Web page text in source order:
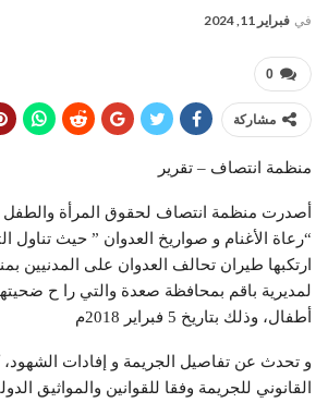
في فبراير 11, 2024
0
مشاركة
منظمة انتصاف – تقرير
أصدرت منظمة انتصاف لحقوق المرأة والطفل
“رعاة الأغنام و صواريخ العدوان ” حيث تناول
ارتكبها طيران تحالف العدوان على المدنيين
لمديرية باقم بمحافظة صعدة والتي را ح
أطفال، وذلك بتاريخ 5 فبراير 2018م
و تحدث عن تفاصيل الجريمة و إفادات
القانوني للجريمة وفقا للقوانين والمواثيق